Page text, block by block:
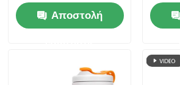
Κύπελλα 200ml
Αποστολή